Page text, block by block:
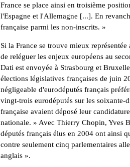
France se place ainsi en troisième
l'Espagne et l'Allemagne [...]. En
française parmi les non-inscrits. »
Si la France se trouve mieux
de reléguer les enjeux européens au
Dati est envoyée à Strasbourg et
élections législatives françaises de juin
négligeable d'eurodéputés français
vingt-trois eurodéputés sur les soixante-
française avaient déposé leur
nationale. » Avec Thierry Chopin, Yves
députés français élus en 2004 ont ainsi
contre seulement cinq parlementaires
anglais ».